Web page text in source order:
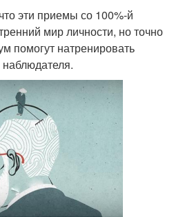
эти приемы со 100%-й
мир личности, но точно
помогут натренировать
наблюдателя.